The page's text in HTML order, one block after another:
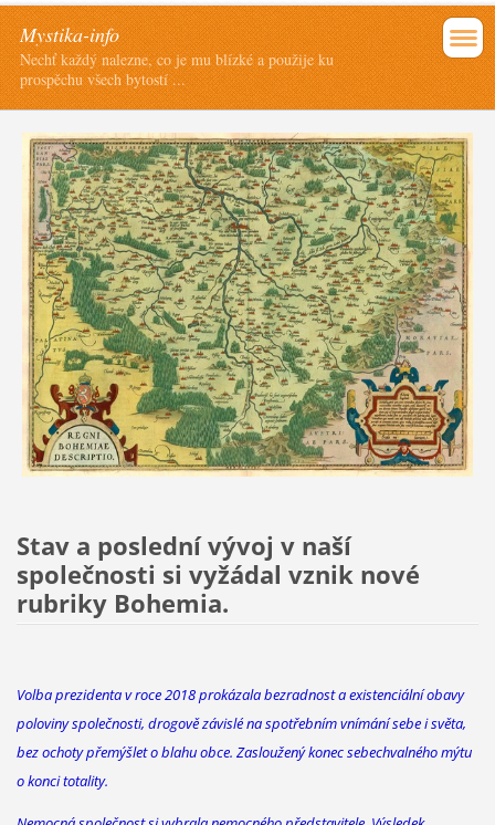
Mystika-info
Nechť každý nalezne, co je mu blízké a použije ku
prospěchu všech bytostí ...
Stav a poslední vývoj v naší
společnosti si vyžádal vznik nové
rubriky Bohemia.
Volba prezidenta v roce 2018 prokázala bezradnost a existenciální obavy
poloviny společnosti, drogově závislé na spotřebním vnímání sebe i světa,
bez ochoty přemýšlet o blahu obce. Zasloužený konec sebechvalného mýtu
o konci totality.